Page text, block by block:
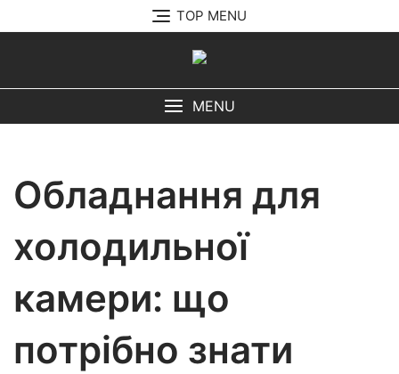
TOP MENU
MENU
Обладнання для
холодильної
камери: що
потрібно знати